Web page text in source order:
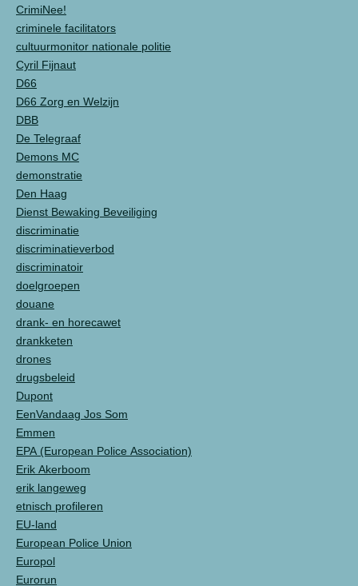
CrimiNee!
criminele facilitators
cultuurmonitor nationale politie
Cyril Fijnaut
D66
D66 Zorg en Welzijn
DBB
De Telegraaf
Demons MC
demonstratie
Den Haag
Dienst Bewaking Beveiliging
discriminatie
discriminatieverbod
discriminatoir
doelgroepen
douane
drank- en horecawet
drankketen
drones
drugsbeleid
Dupont
EenVandaag Jos Som
Emmen
EPA (European Police Association)
Erik Akerboom
erik langeweg
etnisch profileren
EU-land
European Police Union
Europol
Eurorun